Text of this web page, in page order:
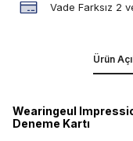
Vade Farksız 2
Ürün
Wearingeul
Deneme Kartı